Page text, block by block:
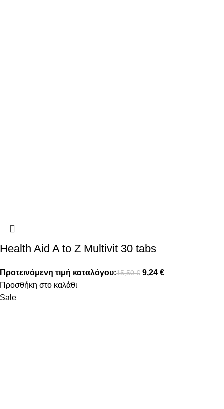
Health Aid A to Z Multivit 30 tabs
Προτεινόμενη τιμή καταλόγου:15,50€ 9,24 €
Προσθήκη στο καλάθι
Sale